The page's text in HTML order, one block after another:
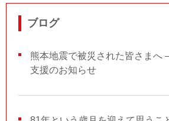
ブログ
熊本地震で被災された皆さまへ
支援のお知らせ